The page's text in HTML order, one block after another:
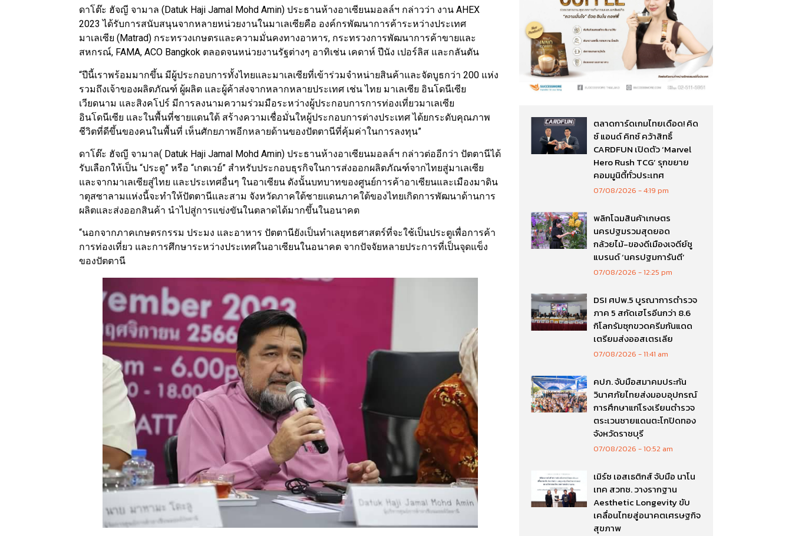
ดาโต๊ะ ฮัจญี จามาล (Datuk Haji Jamal Mohd Amin) ประธานห้างอาเซียนมอลล์ฯ กล่าวว่า งาน AHEX
2023 ได้รับการสนับสนุนจากหลายหน่วยงานในมาเลเซียคือ องค์กรพัฒนาการค้าระหว่างประเทศ
มาเลเซีย (Matrad) กระทรวงเกษตรและความมั่นคงทางอาหาร, กระทรวงการพัฒนาการค้าขายและ
สหกรณ์, FAMA, ACO Bangkok ตลอดจนหน่วยงานรัฐต่างๆ อาทิเช่น เคดาห์ ปีนัง เปอร์ลิส และกลันตัน
“ปีนี้เราพร้อมมากขึ้น มีผู้ประกอบการทั้งไทยและมาเลเซียที่เข้าร่วมจำหน่ายสินค้าและจัดบูธกว่า 200 แห่ง
รวมถึงเจ้าของผลิตภัณฑ์ ผู้ผลิต และผู้ค้าส่งจากหลากหลายประเทศ เช่น ไทย มาเลเซีย อินโดนีเซีย
เวียดนาม และสิงคโปร์ มีการลงนามความร่วมมือระหว่างผู้ประกอบการการท่องเที่ยวมาเลเซีย
อินโดนีเซีย และในพื้นที่ชายแดนใต้ สร้างความเชื่อมั่นใหผู้ประกอบการต่างประเทศ ได้ยกระดับคุณภาพ
ชีวิตที่ดีขึ้นของคนในพื้นที่ เห็นศักยภาพอีกหลายด้านของปัตตานีที่คุ้มค่าในการลงทุน”
ดาโต๊ะ ฮัจญี จามาล( Datuk Haji Jamal Mohd Amin) ประธานห้างอาเซียนมอลล์ฯ กล่าวต่ออีกว่า ปัตตานีได้
รับเลือกให้เป็น “ประตู” หรือ “เกตเวย์” สำหรับประกอบธุรกิจในการส่งออกผลิตภัณฑ์จากไทยสู่มาเลเซีย
และจากมาเลเซียสู่ไทย และประเทศอื่นๆ ในอาเซียน ดังนั้นบทบาทของศูนย์การค้าอาเซียนและเมืองมาดิน
าตุสซาลามแห่งนี้จะทำให้ปัตตานีและสาม จังหวัดภาคใต้ชายแดนภาคใต้ของไทยเกิดการพัฒนาด้านการ
ผลิตและส่งออกสินค้า นำไปสู่การแข่งขันในตลาดได้มากขึ้นในอนาคต
“นอกจากภาคเกษตรกรรม ประมง และอาหาร ปัตตานียังเป็นทำเลยุทธศาสตร์ที่จะใช้เป็นประตูเพื่อการค้า
การท่องเที่ยว และการศึกษาระหว่างประเทศในอาเซียนในอนาคต จากปัจจัยหลายประการที่เป็นจุดแข็ง
ของปัตตานี
ตลาดการ์ดเกมไทยเดือด! คิด
ซ์ แอนด์ คิทซ์ คว้าสิทธิ์
CARDFUN เปิดตัว ‘Marvel
Hero Rush TCG’ รุกขยาย
คอมมูนิตี้ทั่วประเทศ
07/08/2026 4:19 pm
พลิกโฉมสินค้าเกษตร
นครปฐมรวมสุดยอด
กล้วยไม้-ของดีเมืองเจดีย์ชู
แบรนด์ ‘นครปฐมการันตี’
07/08/2026 12:25 pm
DSI ศปพ.5 บูรณาการตำรวจ
ภาค 5 สกัดเฮโรอีนกว่า 8.6
กิโลกรัมซุกขวดครีมกันแดด
เตรียมส่งออสเตรเลีย
07/08/2026 11:41 am
คปภ. จับมือสมาคมประกัน
วินาศภัยไทยส่งมอบอุปกรณ์
การศึกษาแก่โรงเรียนตำรวจ
ตระเวนชายแดนตะโกปิดทอง
จังหวัดราชบุรี
07/08/2026 10:52 am
เมิร์ซ เอสเธติกส์ จับมือ นาโน
เทค สวทช. วางรากฐาน
Aesthetic Longevity ขับ
เคลื่อนไทยสู่อนาคตเศรษฐกิจ
สุขภาพ